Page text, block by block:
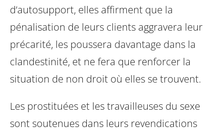
d’autosupport, elles affirment que la
pénalisation de leurs clients aggravera leur
précarité, les poussera davantage dans la
clandestinité, et ne fera que renforcer la
situation de non droit où elles se trouvent.
Les prostituées et les travailleuses du sexe
sont soutenues dans leurs revendications